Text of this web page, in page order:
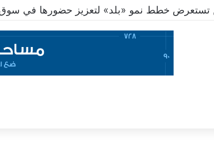
خطط نمو «بلد» لتعزيز حضورها في سوق